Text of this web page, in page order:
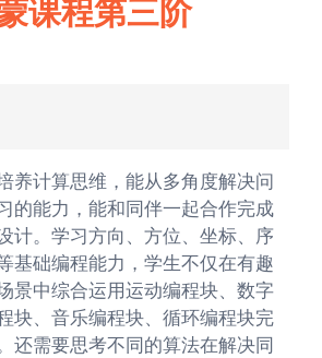
课程第三阶
养计算思维，能从多角度解决问
的能力，能和同伴一起合作完成
计。学习方向、方位、坐标、序
基础编程能力，学生不仅在有趣
景中综合运用运动编程块、数字
块、音乐编程块、循环编程块完
还需要思考不同的算法在解决同